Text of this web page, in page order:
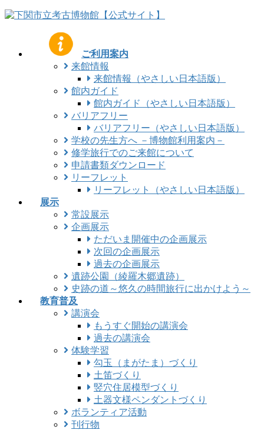
コ
ナ
ご利用案内
来館情報
来館情報（やさしい日本語版）
館内ガイド
館内ガイド（やさしい日本語版）
バリアフリー
バリアフリー（やさしい日本語版）
学校の先生方へ －博物館利用案内－
修学旅行でのご来館について
申請書類ダウンロード
リーフレット
リーフレット（やさしい日本語版）
展示
常設展示
企画展示
ただいま開催中の企画展示
次回の企画展示
過去の企画展示
遺跡公園（綾羅木郷遺跡）
史跡の道～悠久の時間旅行に出かけよう～
教育普及
講演会
もうすぐ開始の講演会
過去の講演会
体験学習
勾玉（まがたま）づくり
土笛づくり
竪穴住居模型づくり
土器文様ペンダントづくり
ボランティア活動
刊行物